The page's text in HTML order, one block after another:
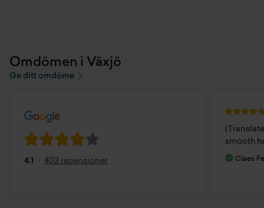
Omdömen i Växjö
Ge ditt omdöme
4.1 403 recensioner
smooth
Claes